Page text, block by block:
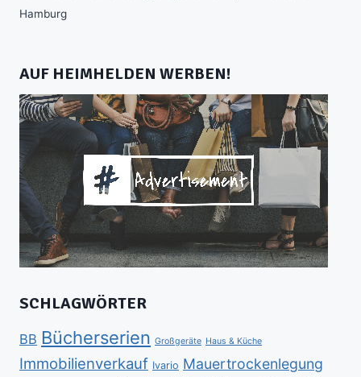
Hamburg
AUF HEIMHELDEN WERBEN!
SCHLAGWÖRTER
BB Bücherserien Großgeräte Haus & Küche
Immobilienverkauf Ivario Mauertrockenlegung